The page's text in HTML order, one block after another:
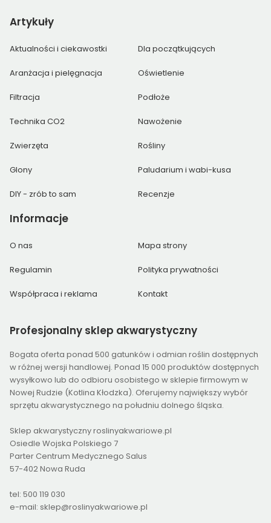
Artykuły
Aktualności i ciekawostki Dla początkujących
Aranżacja i pielęgnacja Oświetlenie
Filtracja Podłoże
Technika CO2 Nawożenie
Zwierzęta Rośliny
Glony Paludarium i wabi-kusa
DIY - zrób to sam Recenzje
Informacje
O nas Mapa strony
Regulamin Polityka prywatności
Współpraca i reklama Kontakt
Profesjonalny sklep akwarystyczny
Bogata oferta ponad 500 gatunków i odmian roślin dostępnych
w różnej wersji handlowej. Ponad 15 000 produktów dostępnych
wysyłkowo lub do odbioru osobistego w sklepie firmowym w
Nowej Rudzie (Kotlina Kłodzka). Oferujemy największy wybór
sprzętu akwarystycznego na południu dolnego śląska.
Sklep akwarystyczny roslinyakwariowe.pl
Osiedle Wojska Polskiego 7
Parter Centrum Medycznego Salus
57-402 Nowa Ruda
tel: 500 119 030
e-mail: sklep@roslinyakwariowe.pl